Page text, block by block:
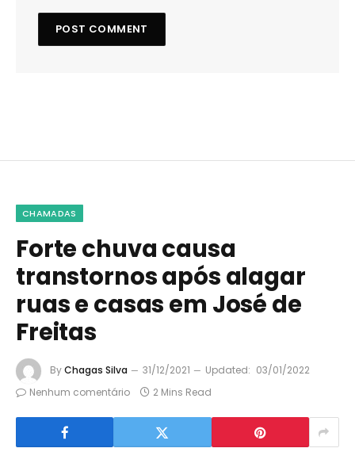
CHAMADAS
Forte chuva causa
transtornos após alagar
ruas e casas em José de
Freitas
ByChagas Silva 31/12/2021 Updated: 03/01/2022
Nenhum comentário
2 Mins Read